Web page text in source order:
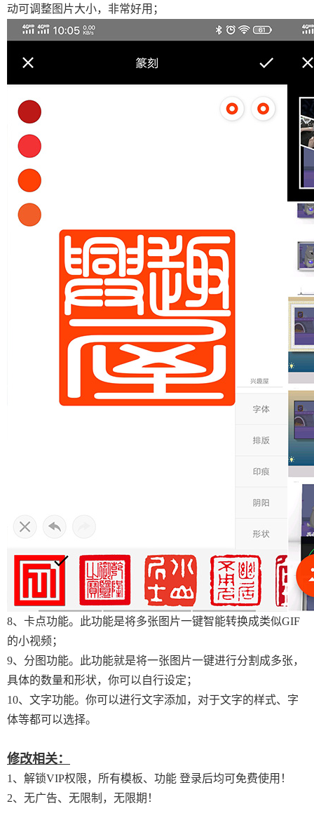
动可调整图片大小，非常好用；
8、卡点功能。此功能是将多张图片一键智能转换成类似GIF
的小视频；
9、分图功能。此功能就是将一张图片一键进行分割成多张，
具体的数量和形状，你可以自行设定；
10、文字功能。你可以进行文字添加，对于文字的样式、字
体等都可以选择。
修改相关：
1、解锁VIP权限，所有模板、功能 登录后均可免费使用！
2、无广告、无限制，无限期！